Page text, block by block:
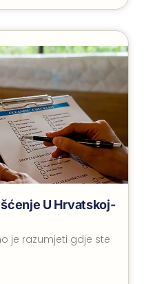
U Hrvatskoj-
je razumjeti gdje ste